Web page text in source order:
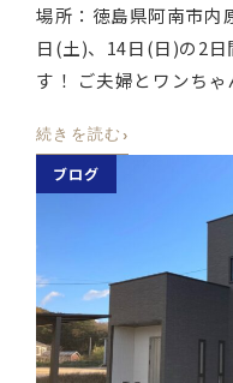
場所：徳島県阿南市内
日(土)、14日(日)の2
す！ ご夫婦とワンち
続きを読む ›
ブログ